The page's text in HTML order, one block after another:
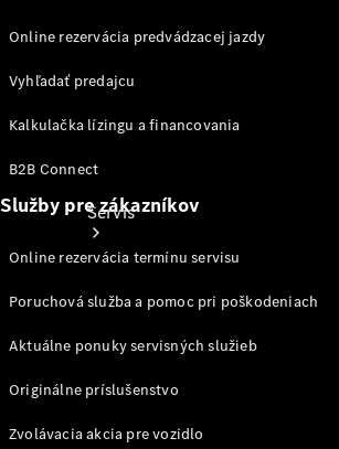
Servis
Prepravné
Sezónna
Online rezervácia predvádzacej jazdy
Vyhľadať predajcu
Kalkulačka lízingu a financovania
B2B Connect
Služby pre zákazníkov
Online rezervácia termínu servisu
Poruchová služba a pomoc pri poškodeniach
Aktuálne ponuky servisných služieb
Originálne príslušenstvo
Zvolávacia akcia pre vozidlo